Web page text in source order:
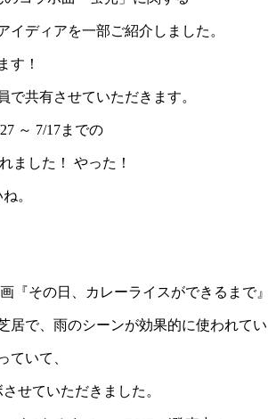
イディアを一部ご紹介しました。
す！
で共有させていただきます。
～ 7/17までの
ました！ やった！
。
『その日、カレーライスができるまで』
居で、雨のシーンが効果的に使われてい
ていて、
せていただきました。